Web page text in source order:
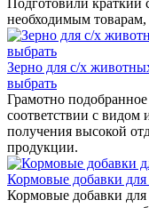
Подготовили краткий
необходимым
Зерно для с/х
выбрать
Грамотно
соответствии с видом
получения высокой
продукции.
Кормовые добавки
Кормовые добавки